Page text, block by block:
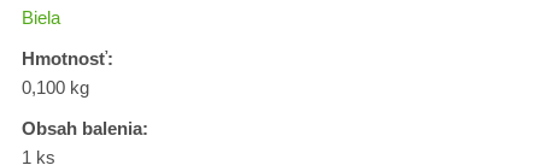
Biela
Hmotnosť:
0,100 kg
Obsah balenia:
1 ks